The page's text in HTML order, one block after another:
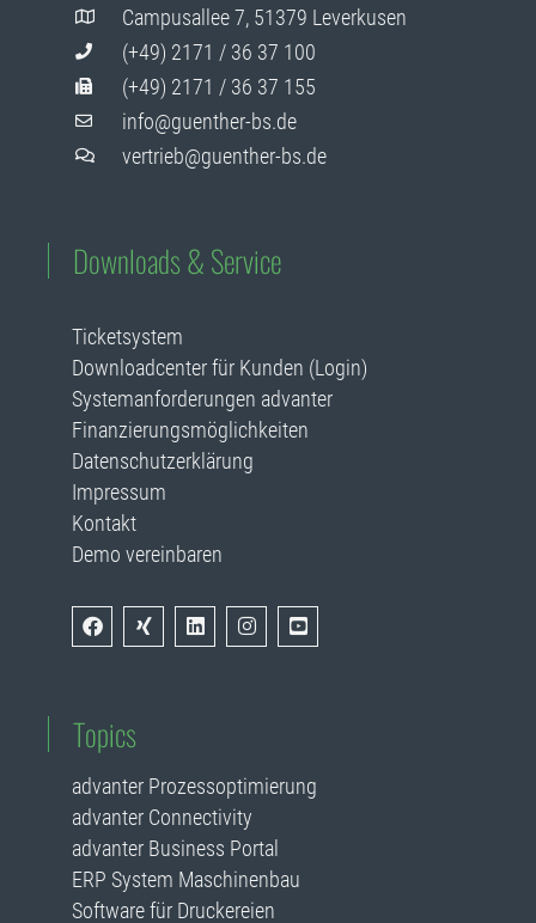
Campusallee 7, 51379 Leverkusen
(+49) 2171 / 36 37 100
(+49) 2171 / 36 37 155
info@guenther-bs.de
vertrieb@guenther-bs.de
Downloads & Service
Ticketsystem
Downloadcenter für Kunden (Login)
Systemanforderungen advanter
Finanzierungsmöglichkeiten
Datenschutzerklärung
Impressum
Kontakt
Demo vereinbaren
Topics
advanter Prozessoptimierung
advanter Connectivity
advanter Business Portal
ERP System Maschinenbau
Software für Druckereien